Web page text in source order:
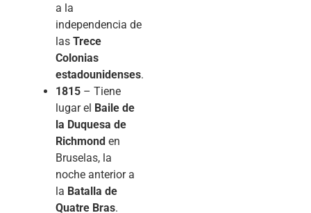
a la
independencia de
las Trece
Colonias
estadounidenses.
1815 – Tiene
lugar el Baile de
la Duquesa de
Richmond en
Bruselas, la
noche anterior a
la Batalla de
Quatre Bras.